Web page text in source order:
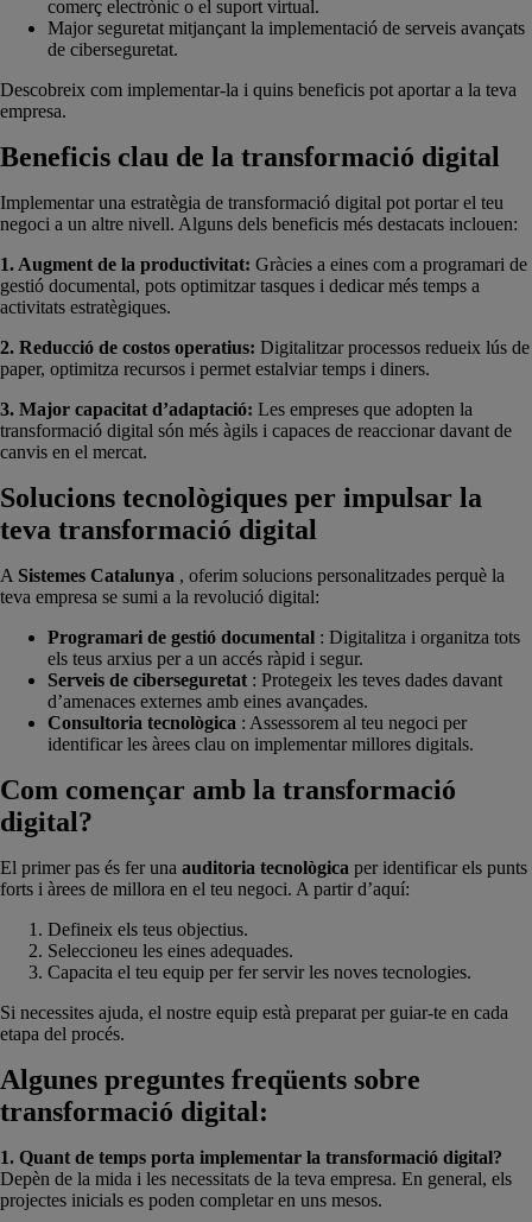
comerç electrònic o el suport virtual.
Major seguretat mitjançant la implementació de serveis avançats
de ciberseguretat.
Descobreix com implementar-la i quins beneficis pot aportar a la teva
empresa.
Beneficis clau de la transformació digital
Implementar una estratègia de transformació digital pot portar el teu
negoci a un altre nivell. Alguns dels beneficis més destacats inclouen:
1. Augment de la productivitat: Gràcies a eines com a programari de
gestió documental, pots optimitzar tasques i dedicar més temps a
activitats estratègiques.
2. Reducció de costos operatius: Digitalitzar processos redueix lús de
paper, optimitza recursos i permet estalviar temps i diners.
3. Major capacitat d’adaptació: Les empreses que adopten la
transformació digital són més àgils i capaces de reaccionar davant de
canvis en el mercat.
Solucions tecnològiques per impulsar la
teva transformació digital
A Sistemes Catalunya , oferim solucions personalitzades perquè la
teva empresa se sumi a la revolució digital:
Programari de gestió documental : Digitalitza i organitza tots
els teus arxius per a un accés ràpid i segur.
Serveis de ciberseguretat : Protegeix les teves dades davant
d’amenaces externes amb eines avançades.
Consultoria tecnològica : Assessorem al teu negoci per
identificar les àrees clau on implementar millores digitals.
Com començar amb la transformació
digital?
El primer pas és fer una auditoria tecnològica per identificar els punts
forts i àrees de millora en el teu negoci. A partir d’aquí:
Defineix els teus objectius.
Seleccioneu les eines adequades.
Capacita el teu equip per fer servir les noves tecnologies.
Si necessites ajuda, el nostre equip està preparat per guiar-te en cada
etapa del procés.
Algunes preguntes freqüents sobre
transformació digital:
1. Quant de temps porta implementar la transformació digital?
Depèn de la mida i les necessitats de la teva empresa. En general, els
projectes inicials es poden completar en uns mesos.